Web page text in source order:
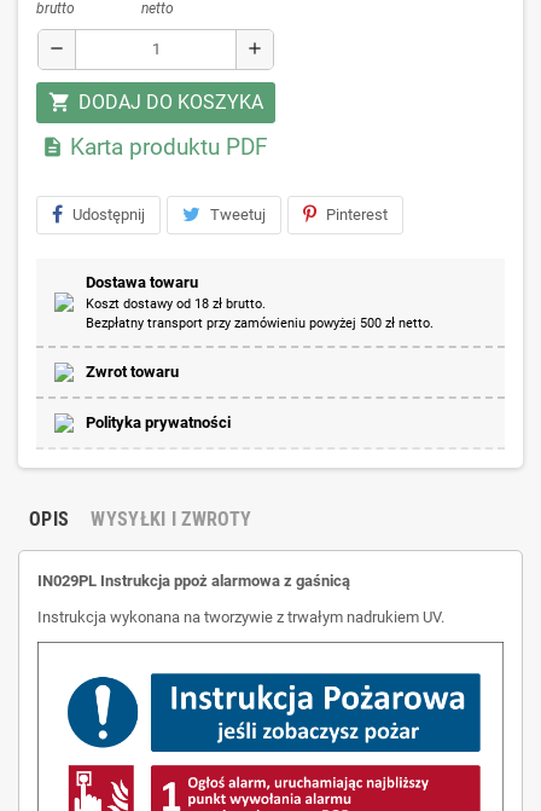
brutto netto
remove add
shopping_cart DODAJ DO KOSZYKA
 Karta produktu PDF
Udostępnij Tweetuj Pinterest
Dostawa towaru
Koszt dostawy od 18 zł brutto.
Bezpłatny transport przy zamówieniu powyżej 500 zł netto.
Zwrot towaru
Polityka prywatności
OPIS WYSYŁKI I ZWROTY
IN029PL Instrukcja ppoż alarmowa z gaśnicą
Instrukcja wykonana na tworzywie z trwałym nadrukiem UV.